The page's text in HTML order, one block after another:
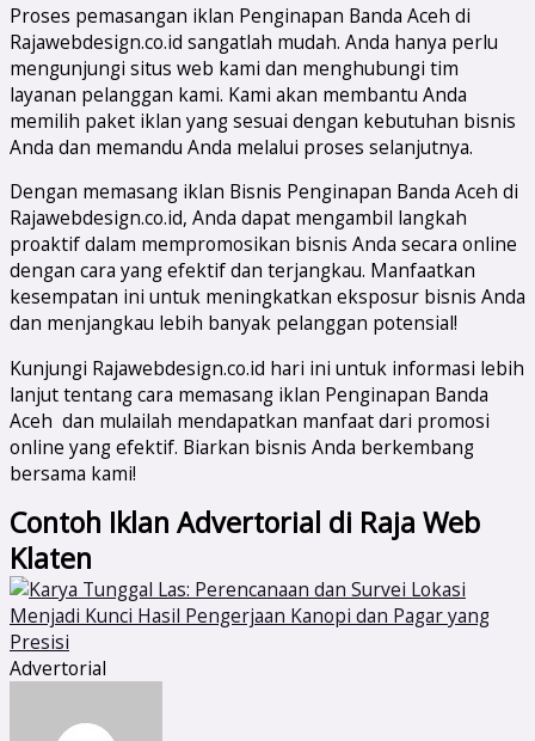
Proses pemasangan iklan Penginapan Banda Aceh di
Rajawebdesign.co.id sangatlah mudah. Anda hanya perlu
mengunjungi situs web kami dan menghubungi tim
layanan pelanggan kami. Kami akan membantu Anda
memilih paket iklan yang sesuai dengan kebutuhan bisnis
Anda dan memandu Anda melalui proses selanjutnya.
Dengan memasang iklan Bisnis Penginapan Banda Aceh di
Rajawebdesign.co.id, Anda dapat mengambil langkah
proaktif dalam mempromosikan bisnis Anda secara online
dengan cara yang efektif dan terjangkau. Manfaatkan
kesempatan ini untuk meningkatkan eksposur bisnis Anda
dan menjangkau lebih banyak pelanggan potensial!
Kunjungi Rajawebdesign.co.id hari ini untuk informasi lebih
lanjut tentang cara memasang iklan Penginapan Banda
Aceh dan mulailah mendapatkan manfaat dari promosi
online yang efektif. Biarkan bisnis Anda berkembang
bersama kami!
Contoh Iklan Advertorial di Raja Web
Klaten
Advertorial